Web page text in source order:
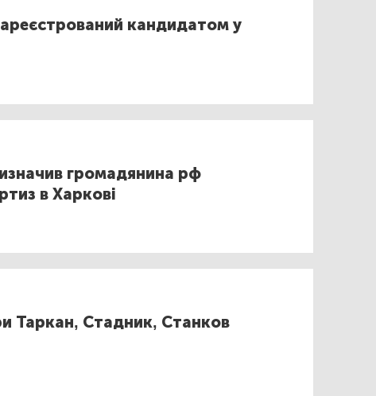
кандидатом у
громадянина рф
в Харкові
Таркан, Стадник, Станков